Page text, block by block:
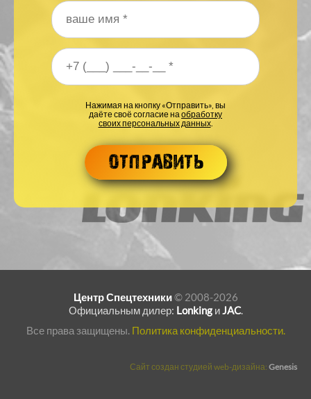
Ваше имя*
Ваш номер телефона*
Нажимая на кнопку «Отправить», вы
даёте своё согласие наобработку
своих персональных данных.
Центр Спецтехники© 2008-2026
Официальным дилер: LonkingиJAC.
Все права защищены. Политика конфиденциальности.
Сайт создан студией web-дизайна: Genesis